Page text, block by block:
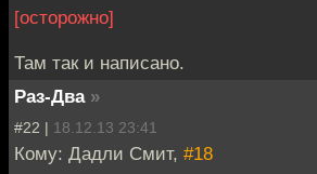
[осторожно]
Там так и написано.
Раз-Два »
#22 | 18.12.13 23:41
Кому: Дадли Смит, #18